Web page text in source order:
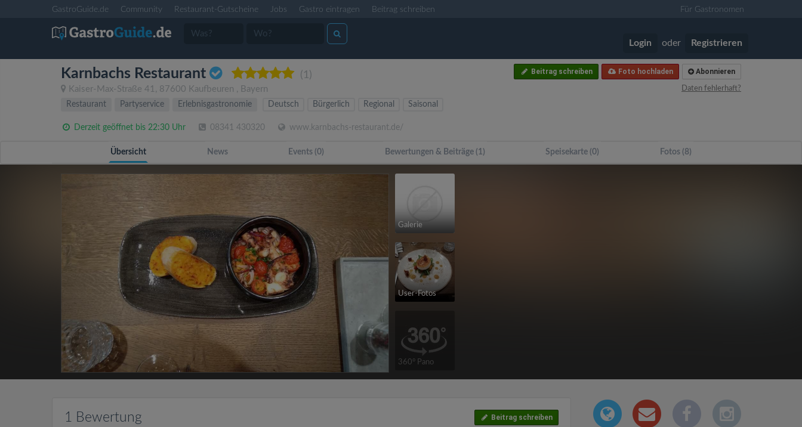
GastroGuide.de Community Restaurant-Gutscheine Jobs Gastro eintragen Beitrag schreiben Für Gastronomen
Login oder Registrieren
Karnbachs Restaurant (1)
Kaiser-Max-Straße 41 , 87600 Kaufbeuren , Bayern
Abonnieren
Foto hochladen
Beitrag schreiben
Daten fehlerhaft?
Restaurant Partyservice Erlebnisgastronomie Deutsch Bürgerlich Regional Saisonal
Derzeit geöffnet bis 22:30 Uhr 08341 430320 www.karnbachs-restaurant.de/
Übersicht News Events (0) Bewertungen & Beiträge (1) Speisekarte (0) Fotos (8)
Galerie
User-Fotos
360° Pano
1 Bewertung Beitrag schreiben